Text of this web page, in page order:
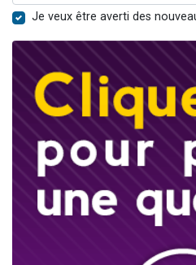
Je veux être averti des